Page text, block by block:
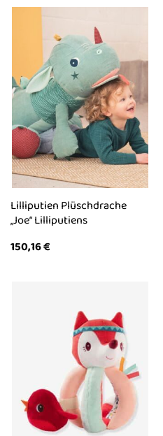
Lilliputien Plüschdrache
„Joe“ Lilliputiens
150,16€